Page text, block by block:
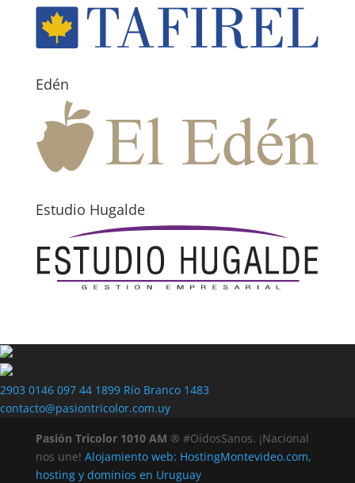
Edén
Estudio Hugalde
2903 0146 097 44 1899 Río Branco 1483
contacto@pasiontricolor.com.uy
Pasión Tricolor 1010 AM ® #OídosSanos. ¡Nacional
nos une! Alojamiento web: HostingMontevideo.com,
hosting y dominios en Uruguay